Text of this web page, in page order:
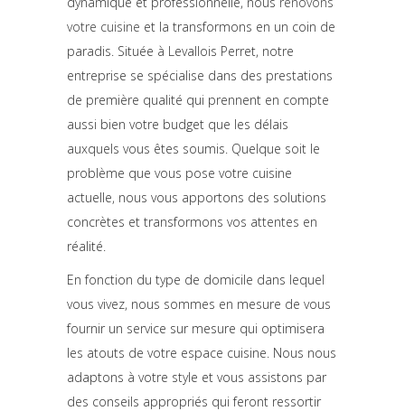
votre cuisine et la transformons en un coin de
paradis. Située à Levallois Perret, notre
entreprise se spécialise dans des prestations
de première qualité qui prennent en compte
aussi bien votre budget que les délais
auxquels vous êtes soumis. Quelque soit le
problème que vous pose votre cuisine
actuelle, nous vous apportons des solutions
concrètes et transformons vos attentes en
réalité.
En fonction du type de domicile dans lequel
vous vivez, nous sommes en mesure de vous
fournir un service sur mesure qui optimisera
les atouts de votre espace cuisine. Nous nous
adaptons à votre style et vous assistons par
des conseils appropriés qui feront ressortir